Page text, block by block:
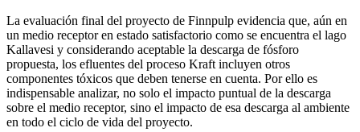
La evaluación final del proyecto de Finnpulp evidencia que, aún en
un medio receptor en estado satisfactorio como se encuentra el lago
Kallavesi y considerando aceptable la descarga de fósforo
propuesta, los efluentes del proceso Kraft incluyen otros
componentes tóxicos que deben tenerse en cuenta. Por ello es
indispensable analizar, no solo el impacto puntual de la descarga
sobre el medio receptor, sino el impacto de esa descarga al ambiente
en todo el ciclo de vida del proyecto.